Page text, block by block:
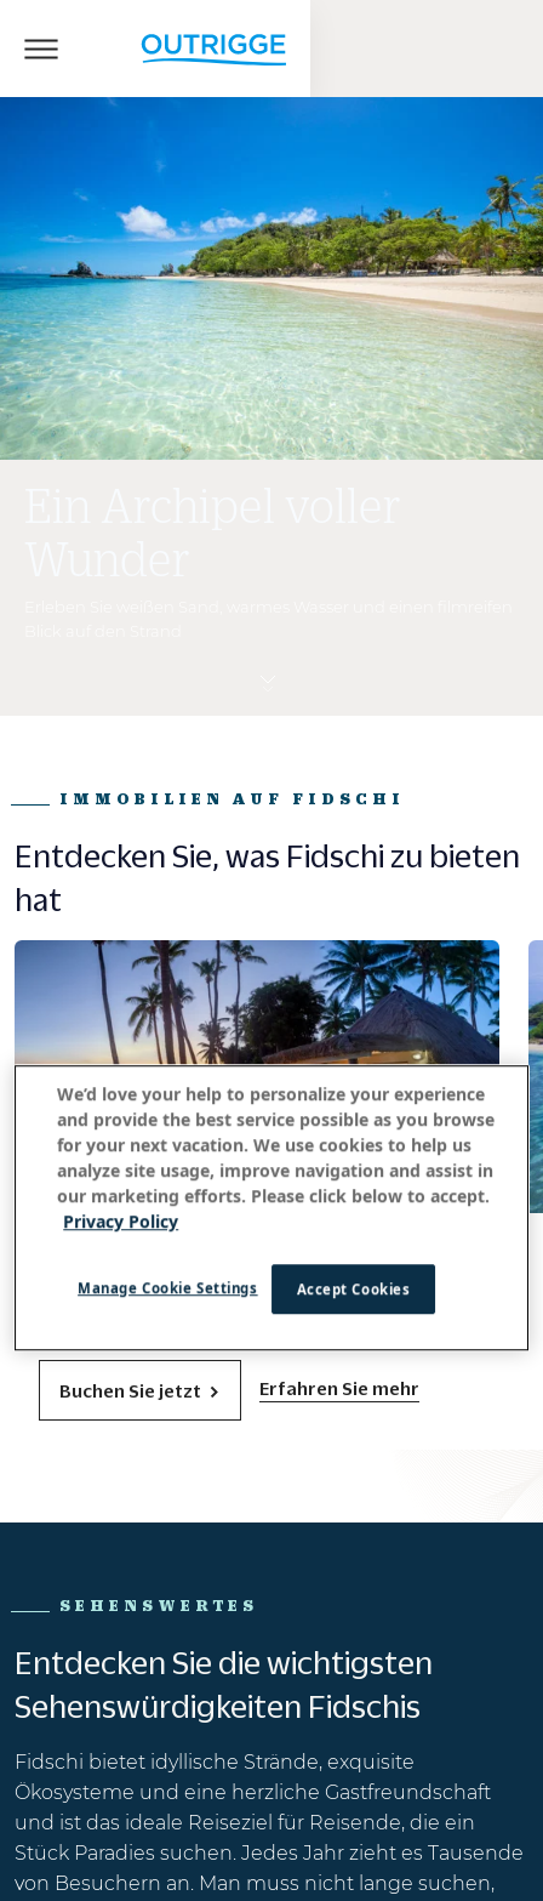
IMMOBILIEN AUF FIDSCHI
Entdecken Sie, was Fidschi zu bieten
hat
Genießen Sie authentische fidschianische
Gastfreundschaft auf40 Hektar üppiger tropischer
Buchen Sie jetzt Erfahren Sie mehr
SEHENSWERTES
Entdecken Sie die wichtigsten
Sehenswürdigkeiten Fidschis
Fidschi bietet idyllische Strände, exquisite
Ökosysteme und eine herzliche Gastfreundschaft
und ist das ideale Reiseziel für Reisende, die ein
Stück Paradies suchen. Jedes Jahr zieht es Tausende
von Besuchern an. Man muss nicht lange suchen,
We’d love your help to personalize your experience
and provide the best service possible as you browse
for your next vacation. We use cookies to help us
analyze site usage, improve navigation and assist in
our marketing efforts. Please click below to accept.
Privacy Policy
Accept Cookies
Manage Cookie Settings